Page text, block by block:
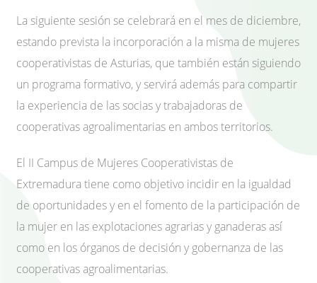
La siguiente sesión se celebrará en el mes de diciembre,
estando prevista la incorporación a la misma de mujeres
cooperativistas de Asturias, que también están siguiendo
un programa formativo, y servirá además para compartir
la experiencia de las socias y trabajadoras de
cooperativas agroalimentarias en ambos territorios.
El II Campus de Mujeres Cooperativistas de
Extremadura tiene como objetivo incidir en la igualdad
de oportunidades y en el fomento de la participación de
la mujer en las explotaciones agrarias y ganaderas así
como en los órganos de decisión y gobernanza de las
cooperativas agroalimentarias.